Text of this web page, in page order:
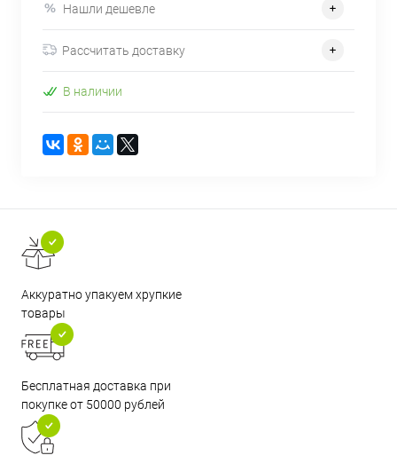
Нашли дешевле
Рассчитать доставку
В наличии
Аккуратно упакуем хрупкие
товары
Бесплатная доставка при
покупке от 50000 рублей